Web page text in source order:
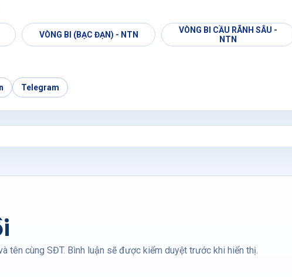
VÒNG BI (BẠC ĐẠN) - NTN
VÒNG BI CẦU RÃNH SÂU -
NTN
Telegram
tên cùng SĐT. Bình luận sẽ được kiểm duyệt trước khi hiển thị.